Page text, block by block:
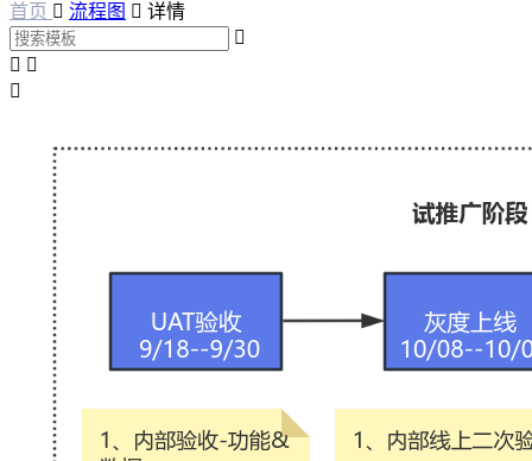
首页  流程图  详情

 
